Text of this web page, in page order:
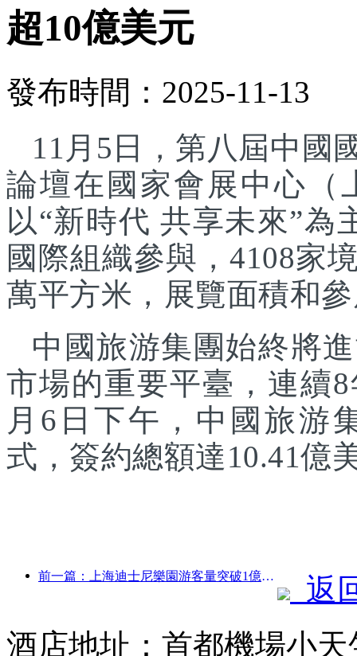
超10億美元
發布時間：2025-11-13
11月5日，第八屆中國
論壇在國家會展中心（
以“新時代 共享未來”為
國際組織參與，4108家
萬平方米，展覽面積和
中國旅游集團始終將
市場的重要平臺，連續
月6日下午，中國旅游
式，簽約總額達10.41億
前一篇：上海迪士尼樂園游客量突破1億人次 將擴建第四座主題酒店
返
酒店地址：首都機場小